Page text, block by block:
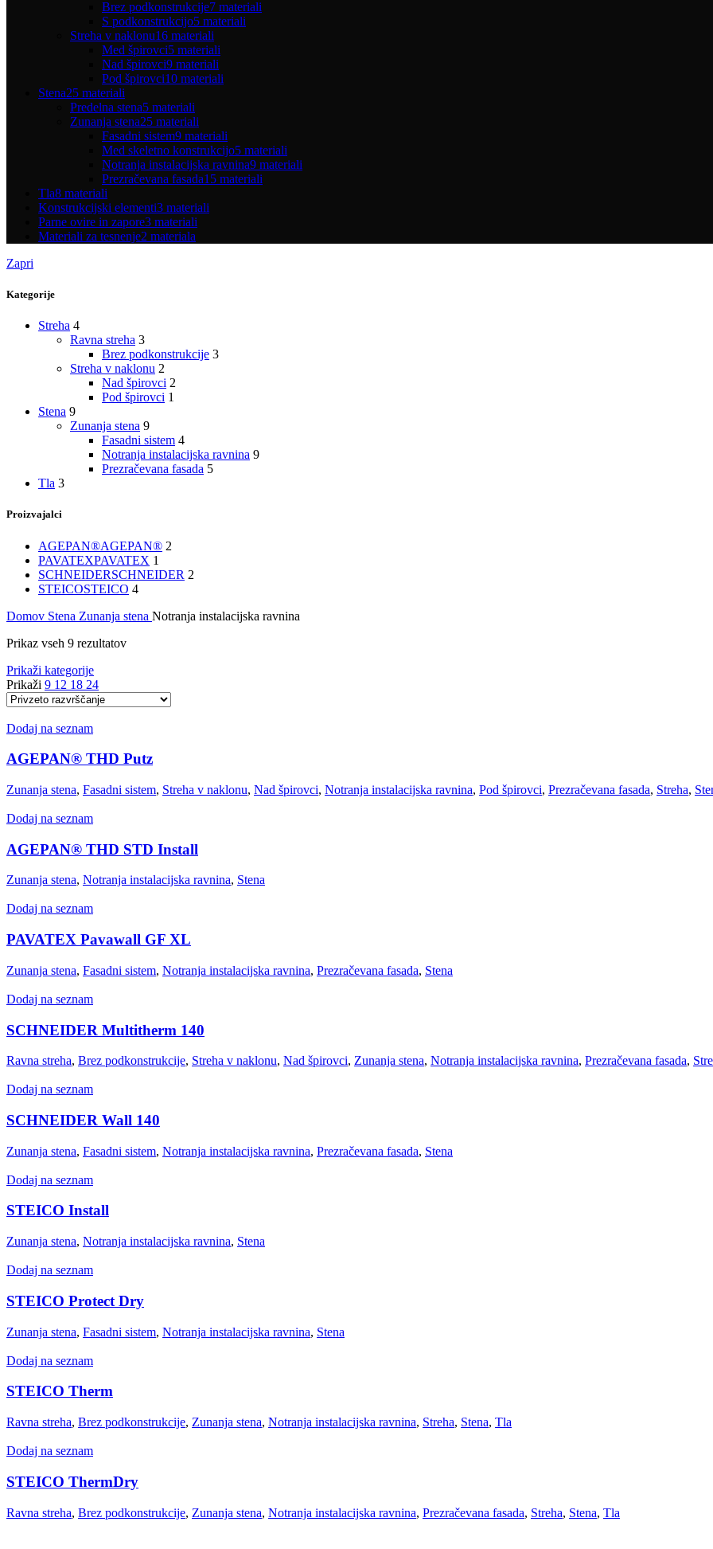
Brez podkonstrukcije7 materiali
S podkonstrukcijo5 materiali
Streha v naklonu16 materiali
Med špirovci5 materiali
Nad špirovci9 materiali
Pod špirovci10 materiali
Stena25 materiali
Predelna stena5 materiali
Zunanja stena25 materiali
Fasadni sistem9 materiali
Med skeletno konstrukcijo5 materiali
Notranja instalacijska ravnina9 materiali
Prezračevana fasada15 materiali
Tla8 materiali
Konstrukcijski elementi3 materiali
Parne ovire in zapore3 materiali
Materiali za tesnenje2 materiala
Zapri
Kategorije
Streha 4
Ravna streha 3
Brez podkonstrukcije 3
Streha v naklonu 2
Nad špirovci 2
Pod špirovci 1
Stena 9
Zunanja stena 9
Fasadni sistem 4
Notranja instalacijska ravnina 9
Prezračevana fasada 5
Tla 3
Proizvajalci
AGEPAN®AGEPAN® 2
PAVATEXPAVATEX 1
SCHNEIDERSCHNEIDER 2
STEICOSTEICO 4
Domov Stena Zunanja stena Notranja instalacijska ravnina
Prikaz vseh 9 rezultatov
Prikaži kategorije
Prikaži 9 12 18 24
Dodaj na seznam
AGEPAN® THD Putz
Zunanja stena, Fasadni sistem, Streha v naklonu, Nad špirovci, Notranja instalacijska ravnina, Pod špirovci, Prezračevana fasada, Streha,
Dodaj na seznam
AGEPAN® THD STD Install
Zunanja stena, Notranja instalacijska ravnina, Stena
Dodaj na seznam
PAVATEX Pavawall GF XL
Zunanja stena, Fasadni sistem, Notranja instalacijska ravnina, Prezračevana fasada, Stena
Dodaj na seznam
SCHNEIDER Multitherm 140
Ravna streha, Brez podkonstrukcije, Streha v naklonu, Nad špirovci, Zunanja stena, Notranja instalacijska ravnina, Prezračevana fasada,
Dodaj na seznam
SCHNEIDER Wall 140
Zunanja stena, Fasadni sistem, Notranja instalacijska ravnina, Prezračevana fasada, Stena
Dodaj na seznam
STEICO Install
Zunanja stena, Notranja instalacijska ravnina, Stena
Dodaj na seznam
STEICO Protect Dry
Zunanja stena, Fasadni sistem, Notranja instalacijska ravnina, Stena
Dodaj na seznam
STEICO Therm
Ravna streha, Brez podkonstrukcije, Zunanja stena, Notranja instalacijska ravnina, Streha, Stena, Tla
Dodaj na seznam
STEICO ThermDry
Ravna streha, Brez podkonstrukcije, Zunanja stena, Notranja instalacijska ravnina, Prezračevana fasada, Streha, Stena, Tla